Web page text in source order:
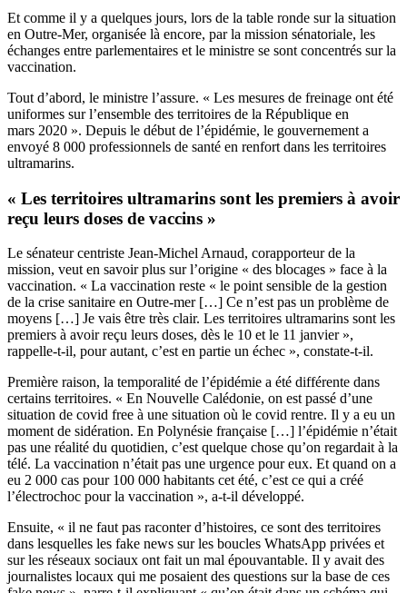
Et comme il y a quelques jours, lors de la table ronde sur la situation
en Outre-Mer, organisée là encore, par la mission sénatoriale, les
échanges entre parlementaires et le ministre se sont concentrés sur la
vaccination.
Tout d’abord, le ministre l’assure. « Les mesures de freinage ont été
uniformes sur l’ensemble des territoires de la République en
mars 2020 ». Depuis le début de l’épidémie, le gouvernement a
envoyé 8 000 professionnels de santé en renfort dans les territoires
ultramarins.
« Les territoires ultramarins sont les premiers à avoir
reçu leurs doses de vaccins »
Le sénateur centriste Jean-Michel Arnaud, corapporteur de la
mission, veut en savoir plus sur l’origine « des blocages » face à la
vaccination. « La vaccination reste « le point sensible de la gestion
de la crise sanitaire en Outre-mer […] Ce n’est pas un problème de
moyens […] Je vais être très clair. Les territoires ultramarins sont les
premiers à avoir reçu leurs doses, dès le 10 et le 11 janvier »,
rappelle-t-il, pour autant, c’est en partie un échec », constate-t-il.
Première raison, la temporalité de l’épidémie a été différente dans
certains territoires. « En Nouvelle Calédonie, on est passé d’une
situation de covid free à une situation où le covid rentre. Il y a eu un
moment de sidération. En Polynésie française […] l’épidémie n’était
pas une réalité du quotidien, c’est quelque chose qu’on regardait à la
télé. La vaccination n’était pas une urgence pour eux. Et quand on a
eu 2 000 cas pour 100 000 habitants cet été, c’est ce qui a créé
l’électrochoc pour la vaccination », a-t-il développé.
Ensuite, « il ne faut pas raconter d’histoires, ce sont des territoires
dans lesquelles les fake news sur les boucles WhatsApp privées et
sur les réseaux sociaux ont fait un mal épouvantable. Il y avait des
journalistes locaux qui me posaient des questions sur la base de ces